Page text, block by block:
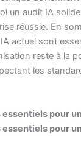
un audit IA
réussie. En
actuel sont
reste à la
les
pour
pour